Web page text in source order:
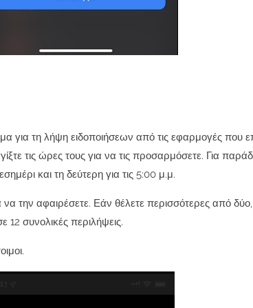
για τη λήψη ειδοποιήσεων από τις εφαρμογές που
τις ώρες τους για να τις προσαρμόσετε. Για
και τη δεύτερη για τις 5:00 μ.μ.
την αφαιρέσετε. Εάν θέλετε περισσότερες από
12 συνολικές περιλήψεις.